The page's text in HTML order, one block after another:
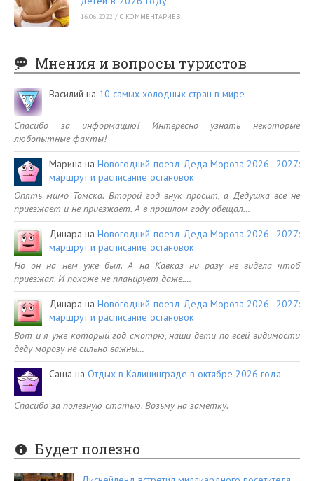
16.06.2022 / 0 КОММЕНТАРИЕВ
Мнения и вопросы туристов
Василий на 10 самых холодных стран в мире
Спасибо за информацию! Интересно узнать некоторые
любопытные факты!
Марина наНовогодний поезд Деда Мороза 2026–2027:
маршрут и расписание остановок
Опять мимо Томска. Второй год внук просит, а Дедушка все не
приезжает и не приезжает. А в прошлом году обещал…
Динара наНовогодний поезд Деда Мороза 2026–2027:
маршрут и расписание остановок
Но он на нем уже был. А на Кавказ ни разу не видела чтоб
приезжал. И похоже не планирует даже.…
Динара наНовогодний поезд Деда Мороза 2026–2027:
маршрут и расписание остановок
Вот и я уже который год смотрю, наши дети по всей видимости
деду морозу не сильно важны…
Саша на Отдых в Калининграде в октябре 2026 года
Спасибо за полезную статью. Возьму на заметку.
Будет полезно